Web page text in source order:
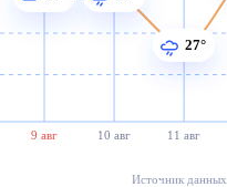
9 авг 10 авг 11 авг
27°
Источник данных